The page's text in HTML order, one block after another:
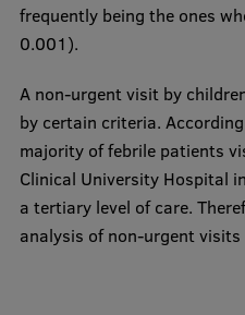
frequently being the ones
0.001).
A non-urgent visit by
by certain criteria.
majority of febrile patients
Clinical University Hospital
a tertiary level of care.
analysis of non-urgent visits